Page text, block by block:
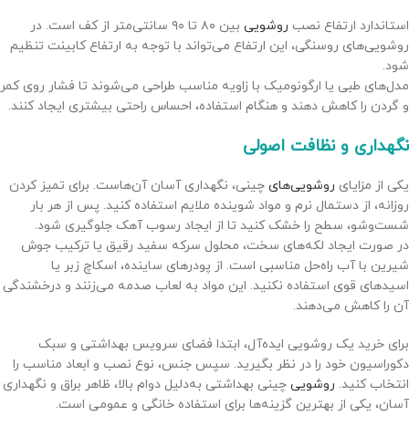
استاندارد ارتفاع نصب روشویی
بین ۸۰ تا ۹۰ سانتی‌متر از کف است. در
روشویی‌های روسنگی، این ارتفاع می‌تواند با توجه به ارتفاع کابینت تنظیم
شود.
مدل‌های طبی یا ارگونومیک با زاویه مناسب طراحی می‌شوند تا فشار روی کمر
و گردن را کاهش دهند و هنگام استفاده، احساس راحتی بیشتری ایجاد کنند.
نگهداری و نظافت اصولی
یکی از مزایای روشویی‌های چینی، نگهداری آسان آن‌هاست. برای تمیز کردن
روزانه، از دستمال نرم و مواد شوینده ملایم استفاده کنید. پس از هر بار
شست‌وشو، سطح را خشک کنید تا از ایجاد رسوب آهک جلوگیری شود.
در صورت ایجاد لکه‌های سخت، محلول سرکه سفید رقیق یا ترکیب جوش
شیرین با آب راه‌حل مناسبی است. از پودرهای ساینده، اسکاچ زبر یا
اسیدهای قوی استفاده نکنید. این مواد به لعاب صدمه می‌زنند و درخشندگی
آن را کاهش می‌دهند.
برای خرید یک روشویی ایده‌آل، ابتدا فضای سرویس بهداشتی و سبک
دکوراسیون خود را در نظر بگیرید. سپس جنس، نوع نصب و ابعاد مناسب را
انتخاب کنید. روشویی چینی بهداشتی به‌دلیل دوام بالا، ظاهر براق و نگهداری
آسان، یکی از بهترین گزینه‌ها برای استفاده خانگی و عمومی است.